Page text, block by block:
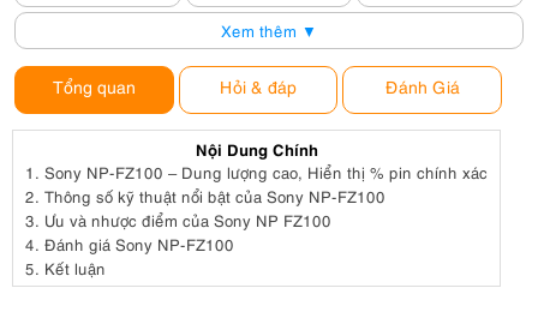
Sony FX3A + Sigma 24-70mm f/2.8 DG DN II Art
Sony FX3A + Sony FE 24-70mm F2.8 GM II + DJI RS 4
155,100,000đ
Sony FX3A + Sony FE 70-200mm F2.8 GM OSS II
163,500,000đ
Sony FX3A + Sony FE 16-35mm F2.8 GM II
145,000,000đ
Xem thêm ▼
Tổng quan Hỏi & đáp Đánh Giá
Nội Dung Chính
1. Sony NP‑FZ100 – Dung lượng cao, Hiển thị % pin chính xác
2. Thông số kỹ thuật nổi bật của Sony NP-FZ100
3. Ưu và nhược điểm của Sony NP FZ100
4. Đánh giá Sony NP-FZ100
5. Kết luận